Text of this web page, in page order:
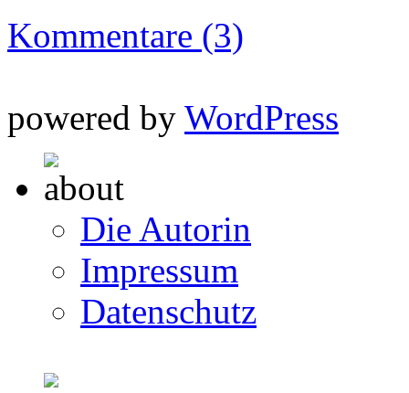
Kommentare (3)
powered by WordPress
Die Autorin
Impressum
Datenschutz